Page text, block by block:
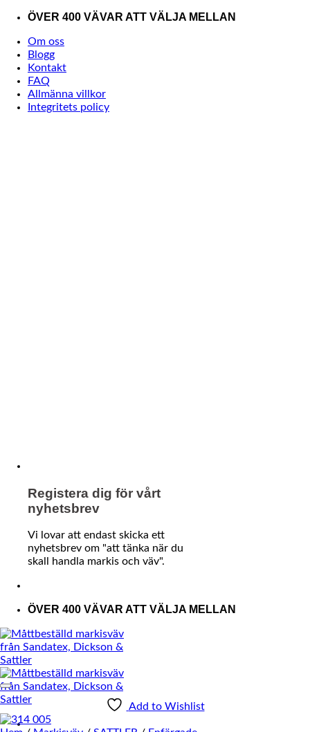
Skip
content
ÖVER 400 VÄVAR ATT VÄLJA MELLAN
Om oss
Blogg
Kontakt
FAQ
Allmänna villkor
Integritets policy
Registera dig för vårt
nyhetsbrev
Vi lovar att endast skicka ett
nyhetsbrev om "att tänka när du
skall handla markis och väv".
ÖVER 400 VÄVAR ATT VÄLJA MELLAN
Add to Wishlist